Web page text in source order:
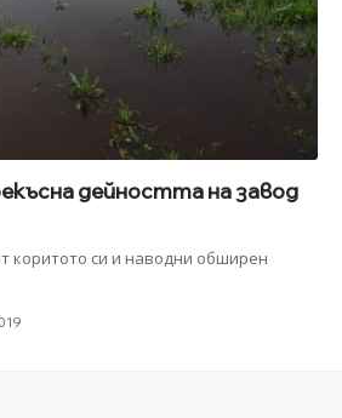
дейността на завод
коритото си и наводни обширен